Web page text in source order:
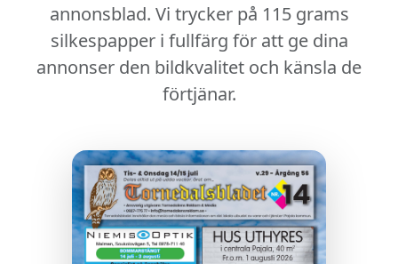
annonsblad. Vi trycker på 115 grams
silkespapperi fullfärg för att ge dina
annonser den bildkvalitet och känsla de
förtjänar.